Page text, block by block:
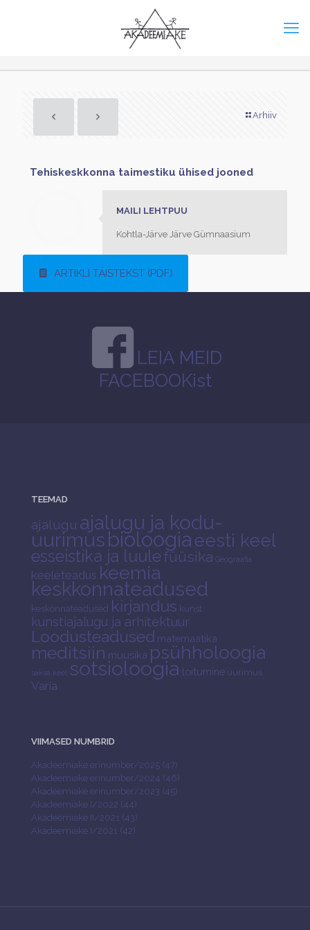
Arhiiv
Tehiskeskkonna taimestiku ühised jooned
MAILI LEHTPUU
Kohtla-Järve Järve Gümnaasium
ARTIKLI TÄISTEKST (PDF)
LEIA MEID
FACEBOOKist
TEEMAD
ajalugu ajalugu ja kodu-
uurimusbioloogia eesti keel
esseistika ja luulefüüsika Geograafia
keeleteadus keemia
keskkonnateadused
keskonnateadused kirjandus kunst
kunstiajalugu ja arhitektuur
Loodusteadused matemaatika
meditsiin muusika psühholoogia
saksa keel sotsioloogia toitumine uurimus
Varia
VIIMASED NUMBRID
Akadeemiake erinumber/2025 (47)
Akadeemiake erinumber/2024 (46)
Akadeemiake erinumber/2023 (45)
Akadeemiake I/2022 (44)
Akadeemiake II/2021 (43)
Akadeemiake I/2021 (42)